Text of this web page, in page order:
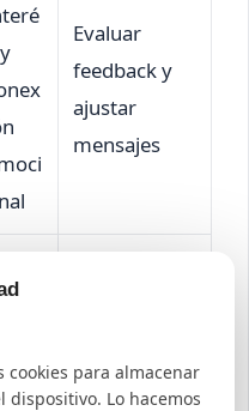
Evaluar
feedback y
ajustar
mensajes
relevancia
cookies para almacenar
Lo hacemos